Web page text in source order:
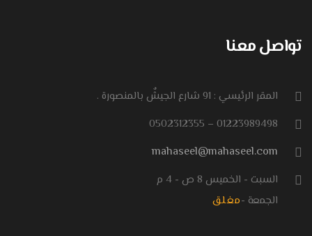
تواصل معنا
المقر الرئيسي : 91 شارع الجيشٌ بالمنصورة .
01223989498 – 0502312355
mahaseel@mahaseel.com
السبت - الخميس 8 ص - 4 م
الجمعة -مغلق